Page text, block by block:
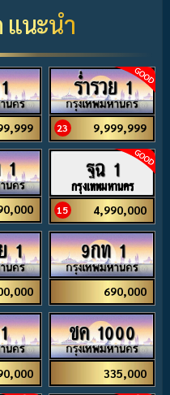
แนะนำ
ร่ำรวย 1
23 9,999,999
ฐฉ 1
กรุงเทพมหานคร
15 4,990,000
1 9กท 1
690,000
ชค 1000
335,000